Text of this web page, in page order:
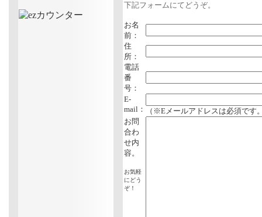
下記フォームにてどうぞ。
お名
前：
住
所：
電話
番
号：
E-
mail：
（※Eメールアドレスは必須です
お問
合わ
せ内
容。
お気軽
にどう
ぞ！